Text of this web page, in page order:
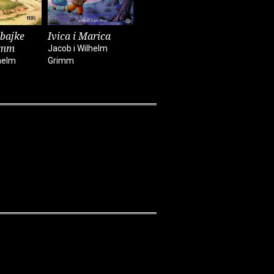
Ivica i Marica
Jacob i Wilhelm
Grimm